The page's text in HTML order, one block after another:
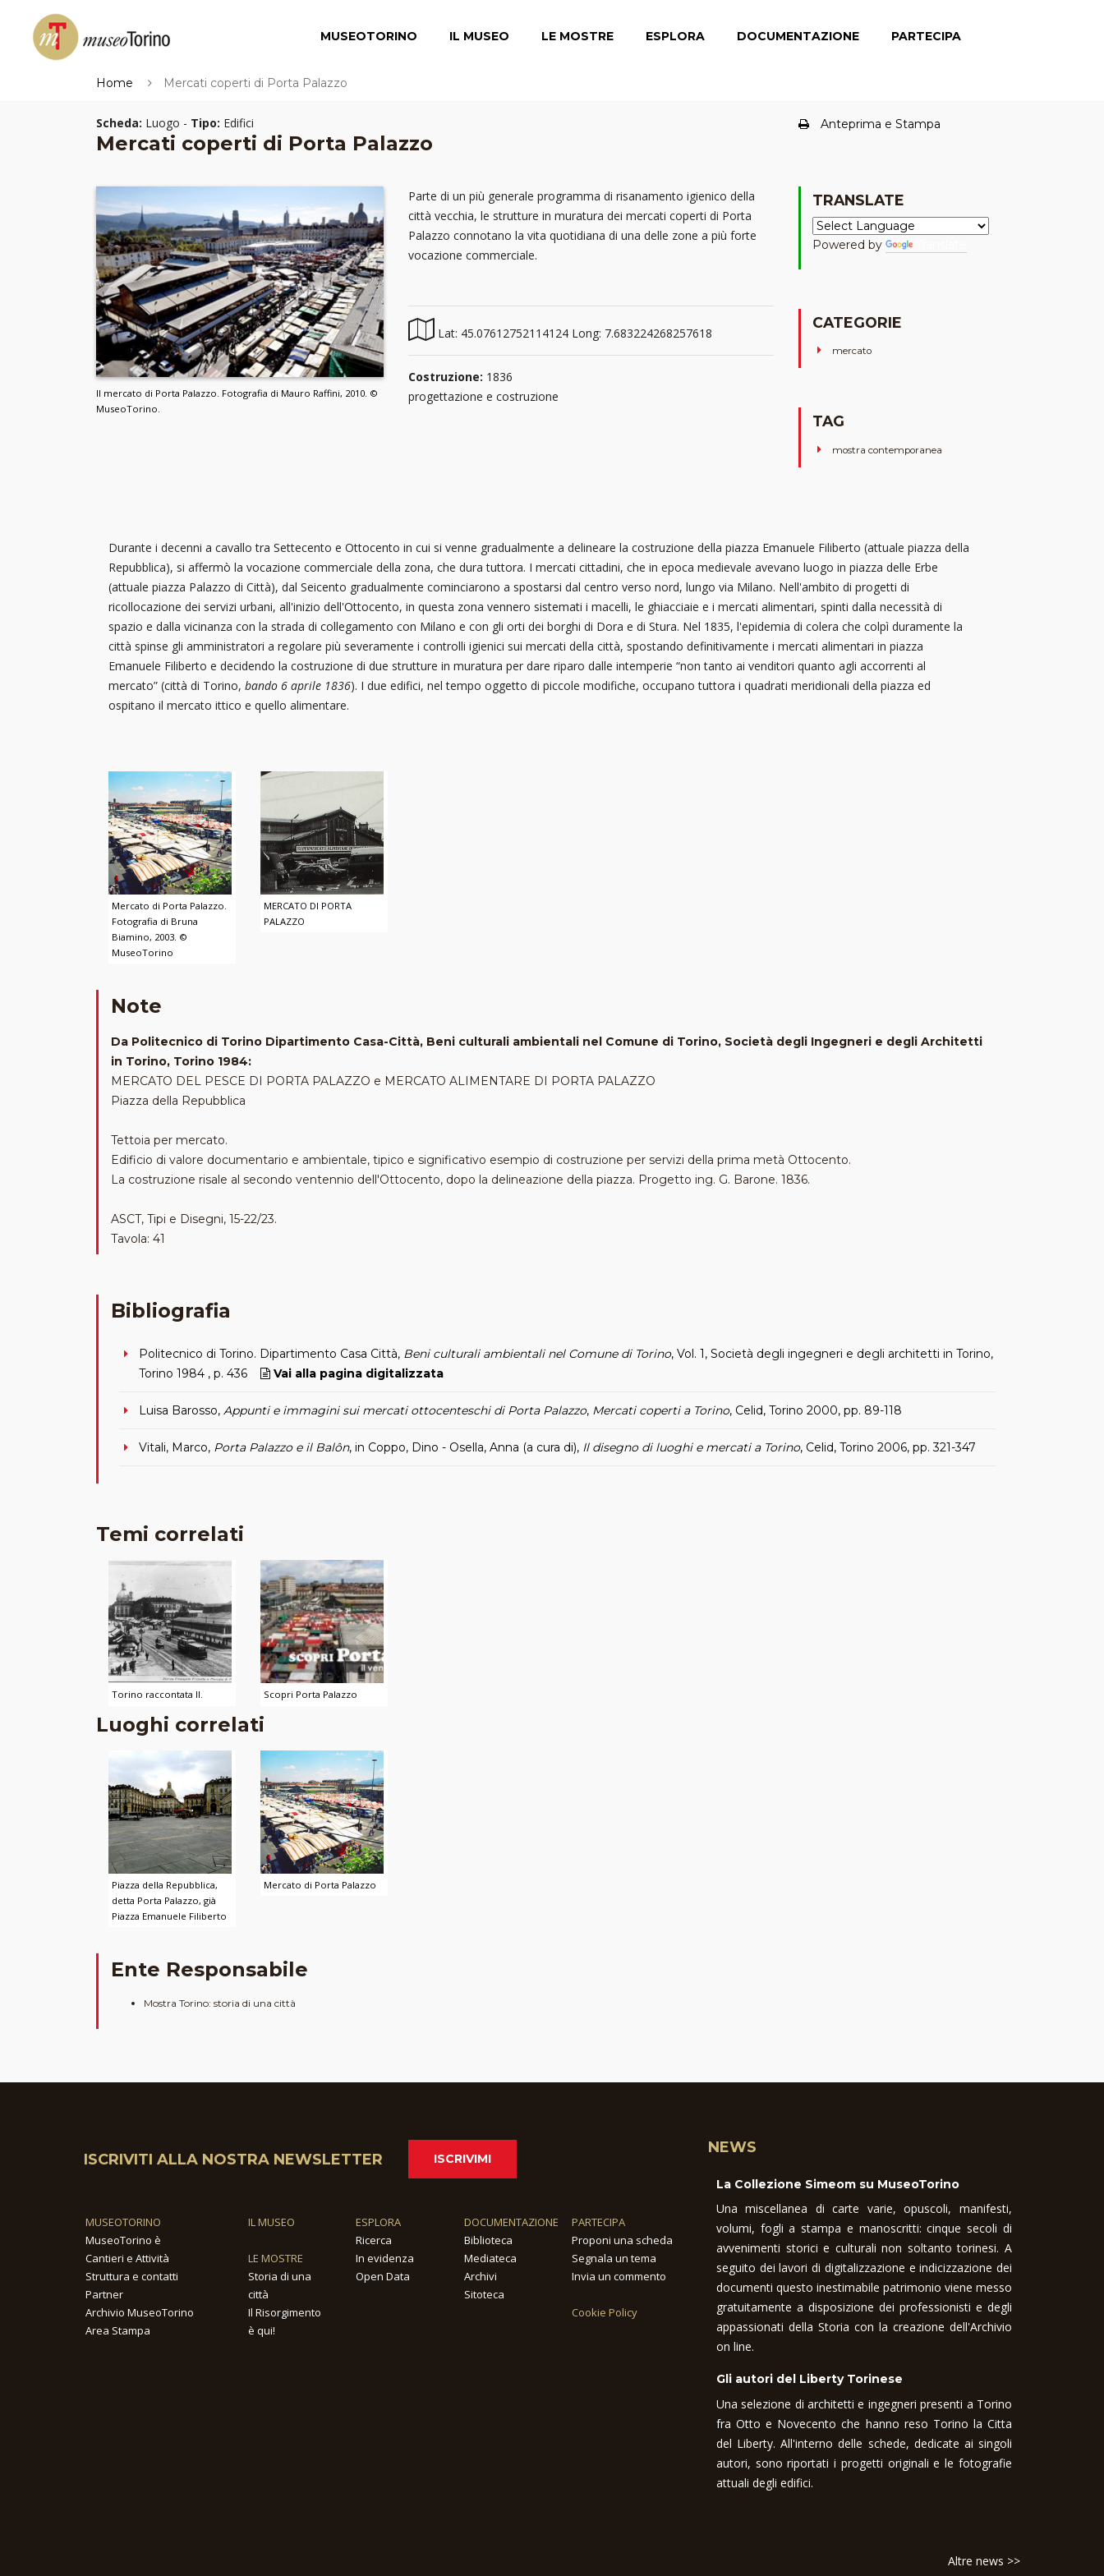
MUSEOTORINO IL MUSEO LE MOSTRE ESPLORA DOCUMENTAZIONE PARTECIPA
Home Mercati coperti di Porta Palazzo
Scheda: Luogo - Tipo: Edifici
Mercati coperti di Porta Palazzo
Anteprima e Stampa
Il mercato di Porta Palazzo. Fotografia di Mauro Raffini, 2010. ©
MuseoTorino.
Parte di un più generale programma di risanamento igienico della
città vecchia, le strutture in muratura dei mercati coperti di Porta
Palazzo connotano la vita quotidiana di una delle zone a più forte
vocazione commerciale.
Lat: 45.07612752114124 Long: 7.683224268257618
Costruzione: 1836
progettazione e costruzione
TRANSLATE
Powered by
CATEGORIE
mercato
TAG
mostra contemporanea
Durante i decenni a cavallo tra Settecento e Ottocento in cui si venne gradualmente a delineare la costruzione della piazza Emanuele Filiberto (attuale piazza della
Repubblica), si affermò la vocazione commerciale della zona, che dura tuttora. I mercati cittadini, che in epoca medievale avevano luogo in piazza delle Erbe
(attuale piazza Palazzo di Città), dal Seicento gradualmente cominciarono a spostarsi dal centro verso nord, lungo via Milano. Nell'ambito di progetti di
ricollocazione dei servizi urbani, all'inizio dell'Ottocento, in questa zona vennero sistemati i macelli, le ghiacciaie e i mercati alimentari, spinti dalla necessità di
spazio e dalla vicinanza con la strada di collegamento con Milano e con gli orti dei borghi di Dora e di Stura. Nel 1835, l'epidemia di colera che colpì duramente la
città spinse gli amministratori a regolare più severamente i controlli igienici sui mercati della città, spostando definitivamente i mercati alimentari in piazza
Emanuele Filiberto e decidendo la costruzione di due strutture in muratura per dare riparo dalle intemperie “non tanto ai venditori quanto agli accorrenti al
mercato” (città di Torino, bando 6 aprile 1836). I due edifici, nel tempo oggetto di piccole modifiche, occupano tuttora i quadrati meridionali della piazza ed
ospitano il mercato ittico e quello alimentare.
Mercato di Porta Palazzo.
Fotografia di Bruna
Biamino, 2003. ©
MuseoTorino
MERCATO DI PORTA
PALAZZO
Note
Da Politecnico di Torino Dipartimento Casa-Città, Beni culturali ambientali nel Comune di Torino, Società degli Ingegneri e degli Architetti
in Torino, Torino 1984:
MERCATO DEL PESCE DI PORTA PALAZZO e MERCATO ALIMENTARE DI PORTA PALAZZO
Piazza della Repubblica
Tettoia per mercato.
Edificio di valore documentario e ambientale, tipico e significativo esempio di costruzione per servizi della prima metà Ottocento.
La costruzione risale al secondo ventennio dell'Ottocento, dopo la delineazione della piazza. Progetto ing. G. Barone. 1836.
ASCT, Tipi e Disegni, 15-22/23.
Tavola: 41
Bibliografia
Politecnico di Torino. Dipartimento Casa Città, Beni culturali ambientali nel Comune di Torino, Vol. 1, Società degli ingegneri e degli architetti in Torino,
Torino 1984 , p. 436
Vai alla pagina digitalizzata
Luisa Barosso, Appunti e immagini sui mercati ottocenteschi di Porta Palazzo, Mercati coperti a Torino, Celid, Torino 2000, pp. 89-118
Vitali, Marco, Porta Palazzo e il Balôn, in Coppo, Dino - Osella, Anna (a cura di), Il disegno di luoghi e mercati a Torino, Celid, Torino 2006, pp. 321-347
Temi correlati
Torino raccontata II. Scopri Porta Palazzo
Luoghi correlati
Piazza della Repubblica,
detta Porta Palazzo, già
Piazza Emanuele Filiberto
Mercato di Porta Palazzo
Ente Responsabile
Mostra Torino: storia di una città
ISCRIVITI ALLA NOSTRA NEWSLETTER ISCRIVIMI
MUSEOTORINO
MuseoTorino è
Cantieri e Attività
Struttura e contatti
Partner
Archivio MuseoTorino
Area Stampa
IL MUSEO
LE MOSTRE
Storia di una
città
Il Risorgimento
è qui!
ESPLORA
Ricerca
In evidenza
Open Data
DOCUMENTAZIONE
Biblioteca
Mediateca
Archivi
Sitoteca
PARTECIPA
Proponi una scheda
Segnala un tema
Invia un commento
Cookie Policy
NEWS
La Collezione Simeom su MuseoTorino
Una miscellanea di carte varie, opuscoli, manifesti,
volumi, fogli a stampa e manoscritti: cinque secoli di
avvenimenti storici e culturali non soltanto torinesi. A
seguito dei lavori di digitalizzazione e indicizzazione dei
documenti questo inestimabile patrimonio viene messo
gratuitamente a disposizione dei professionisti e degli
appassionati della Storia con la creazione dell'Archivio
on line.
Gli autori del Liberty Torinese
Una selezione di architetti e ingegneri presenti a Torino
fra Otto e Novecento che hanno reso Torino la Citta
del Liberty. All'interno delle schede, dedicate ai singoli
autori, sono riportati i progetti originali e le fotografie
attuali degli edifici.
Altre news >>